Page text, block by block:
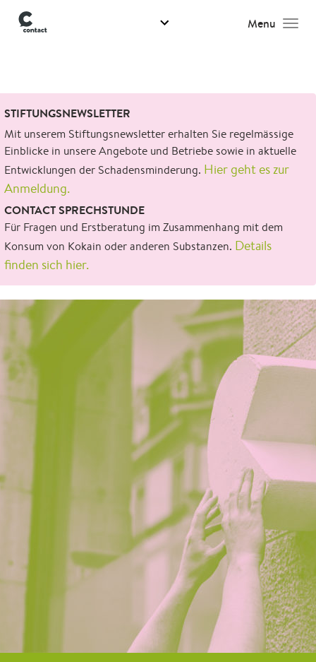
Menu
nach:
STIFTUNGSNEWSLETTER
Mit unserem Stiftungsnewsletter erhalten Sie regelmässige
Einblicke in unsere Angebote und Betriebe sowie in aktuelle
Entwicklungen der Schadensminderung. Hier geht es zur
Anmeldung.
CONTACT SPRECHSTUNDE
Für Fragen und Erstberatung im Zusammenhang mit dem
Konsum von Kokain oder anderen Substanzen. Details
finden sich hier.